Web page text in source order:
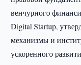
венчурного
Digital Startup,
механизмы и
ускоренного